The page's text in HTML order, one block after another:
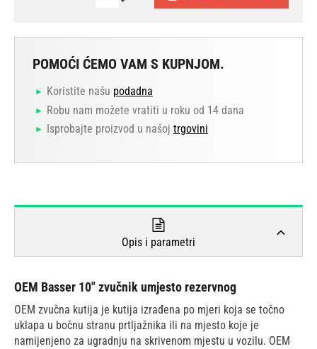
POMOĆI ĆEMO VAM S KUPNJOM.
Koristite našu podadna
Robu nam možete vratiti u roku od 14 dana
Isprobajte proizvod u našoj trgovini
Opis i parametri
OEM Basser 10" zvučnik umjesto rezervnog
OEM zvučna kutija je kutija izrađena po mjeri koja se točno
uklapa u bočnu stranu prtljažnika ili na mjesto koje je
namijenjeno za ugradnju na skrivenom mjestu u vozilu. OEM